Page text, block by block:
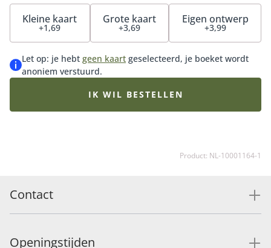
Kleine kaart
+1,69
Grote kaart
+3,69
Eigen ontwerp
+3,99
Let op: je hebt geen kaart geselecteerd, je boeket wordt
anoniem verstuurd.
IK WIL BESTELLEN
Product: NL-10001164-1
Contact
Openingstijden